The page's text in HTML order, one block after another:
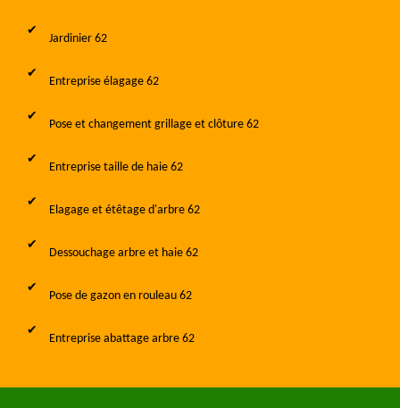
Jardinier 62
Entreprise élagage 62
Pose et changement grillage et clôture 62
Entreprise taille de haie 62
Elagage et étêtage d'arbre 62
Dessouchage arbre et haie 62
Pose de gazon en rouleau 62
Entreprise abattage arbre 62